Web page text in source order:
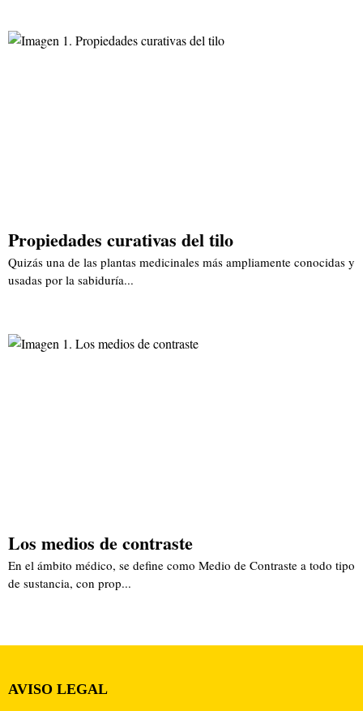
Propiedades curativas del tilo
Quizás una de las plantas medicinales más ampliamente conocidas y
usadas por la sabiduría...
Los medios de contraste
En el ámbito médico, se define como Medio de Contraste a todo tipo
de sustancia, con prop...
AVISO LEGAL